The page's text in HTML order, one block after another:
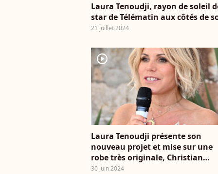
Laura Tenoudji, rayon de soleil
star de Télématin aux côtés de
21 juillet 2024
player2
Laura Tenoudji présente son
nouveau projet et mise sur une
robe très originale, Christian
Estrosi n'a d'yeux que pour elle
30 juin 2024